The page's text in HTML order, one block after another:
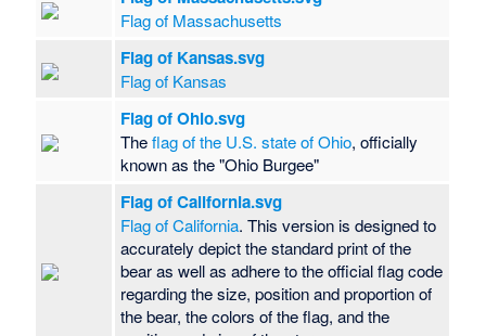
Flag of Massachusetts
Flag of Kansas.svg
Flag of Kansas
Flag of Ohio.svg
Theflag of the U.S. state of Ohio, officially
known as the "Ohio Burgee"
Flag of California.svg
Flag of California. This version is designed to
accurately depict the standard print of the
bear as well as adhere to the official flag code
regarding the size, position and proportion of
the bear, the colors of the flag, and the